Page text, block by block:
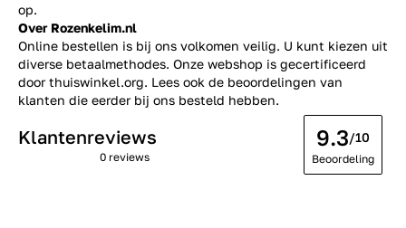
op.
Over Rozenkelim.nl
Online bestellen is bij ons volkomen veilig. U kunt kiezen uit
diverse betaalmethodes. Onze webshop is gecertificeerd
door thuiswinkel.org. Lees ook de beoordelingen van
klanten die eerder bij ons besteld hebben.
Klantenreviews
0 reviews
9.3/10
Beoordeling